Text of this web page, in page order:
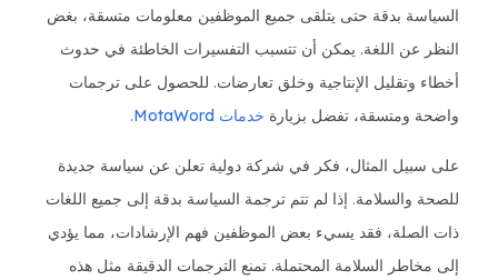
السياسة بدقة حتى يتلقى جميع الموظفين معلومات متسقة، بغض
النظر عن اللغة. يمكن أن تتسبب التفسيرات الخاطئة في حدوث
أخطاء وتقليل الإنتاجية وخلق تعارضات. للحصول على ترجمات
واضحة ومتسقة، تفضل بزيارة خدمات MotaWord .
على سبيل المثال، فكر في شركة دولية تعلن عن سياسة جديدة
للصحة والسلامة. إذا لم تتم ترجمة السياسة بدقة إلى جميع اللغات
ذات الصلة، فقد يسيء بعض الموظفين فهم الإرشادات، مما يؤدي
إلى مخاطر السلامة المحتملة. تمنع الترجمات الدقيقة مثل هذه